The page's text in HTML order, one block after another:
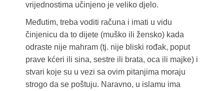
vrijednostima učinjeno je veliko djelo.
Međutim, treba voditi računa i imati u vidu
činjenicu da to dijete (muško ili žensko) kada
odraste nije mahram (tj. nije bliski rođak, poput
prave kćeri ili sina, sestre ili brata, oca ili majke) i
stvari koje su u vezi sa ovim pitanjima moraju
strogo da se poštuju. Naravno, u islamu ima